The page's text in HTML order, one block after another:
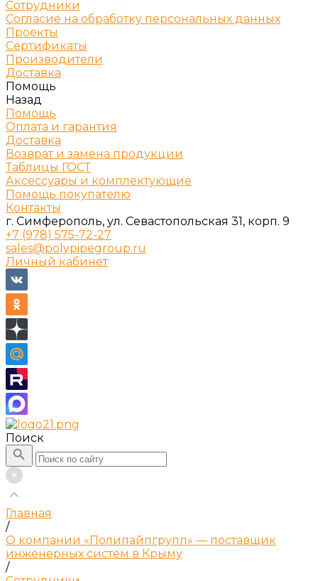
Сотрудники
Согласие на обработку персональных данных
Проекты
Сертификаты
Производители
Доставка
Помощь
Назад
Помощь
Оплата и гарантия
Доставка
Возврат и замена продукции
Таблицы ГОСТ
Аксессуары и комплектующие
Помощь покупателю
Контакты
г. Симферополь, ул. Севастопольская 31, корп. 9
+7 (978) 575-72-27
sales@polypipegroup.ru
Личный кабинет
Поиск
Главная
/
О компании «Полипайпгрупп» — поставщик
инженерных систем в Крыму
/